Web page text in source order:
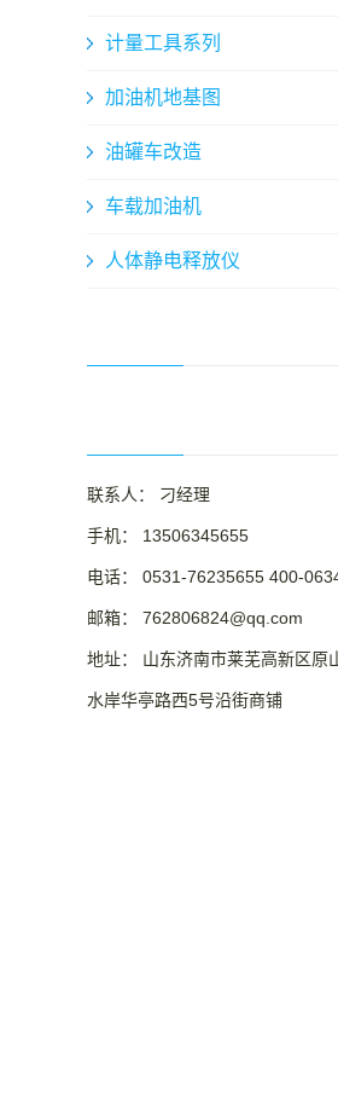
计量工具系列
加油机地基图
油罐车改造
车载加油机
人体静电释放仪
联系人： 刁经理
手机： 13506345655
电话： 0531-76235655 400-
邮箱： 762806824@qq.com
地址： 山东济南市莱芜高新区原
水岸华亭路西5号沿街商铺